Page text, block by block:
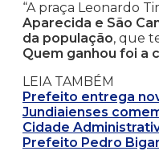
“A praça Leonardo
Aparecida e São
da população, que
Quem ganhou foi a
LEIA TAMBÉM
Prefeito entrega
Jundiaienses
Cidade
Prefeito Pedro